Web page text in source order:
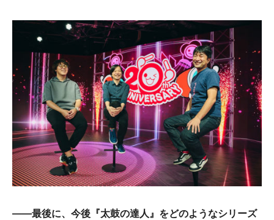
――最後に、今後『太鼓の達人』をどのようなシリーズ